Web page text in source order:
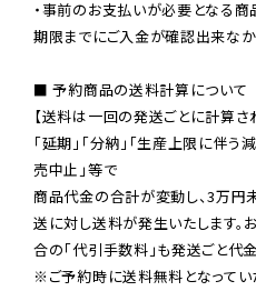
・事前のお支払いが必要となる
期限までにご入金が確認出来なか
■ 予約商品の送料計算について
【送料は一回の発送ごとに計算さ
「延期」「分納」「生産上限に伴う
売中止」等で
商品代金の合計が変動し、3万円
送に対し送料が発生いたします。
※ご予約時に送料無料となって